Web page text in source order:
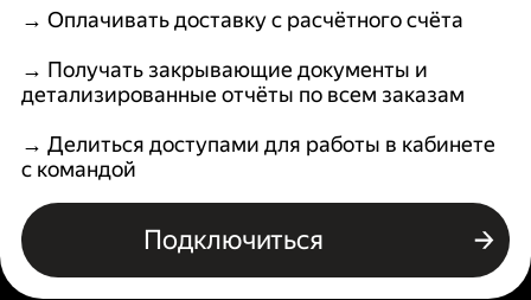
→ Оплачивать доставку с расчётного счёта
→ Получать закрывающие документы и
детализированные отчёты по всем заказам
→ Делиться доступами для работы в кабинете
с командой
Подключиться